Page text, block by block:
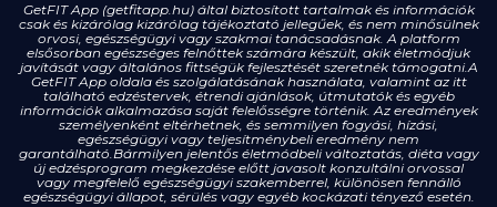
GetFIT App (getfitapp.hu) által biztosított tartalmak és információk
csak és kizárólag kizárólag tájékoztató jellegűek, és nem minősülnek
orvosi, egészségügyi vagy szakmai tanácsadásnak. A platform
elsősorban egészséges felnőttek számára készült, akik életmódjuk
javítását vagy általános fittségük fejlesztését szeretnék támogatni.A
GetFIT App oldala és szolgálatásának használata, valamint az itt
található edzéstervek, étrendi ajánlások, útmutatók és egyéb
információk alkalmazása saját felelősségre történik. Az eredmények
személyenként eltérhetnek, és semmilyen fogyási, hízási,
egészségügyi vagy teljesítménybeli eredmény nem
garantálható.Bármilyen jelentős életmódbeli változtatás, diéta vagy
új edzésprogram megkezdése előtt javasolt konzultálni orvossal
vagy megfelelő egészségügyi szakemberrel, különösen fennálló
egészségügyi állapot, sérülés vagy egyéb kockázati tényező esetén.